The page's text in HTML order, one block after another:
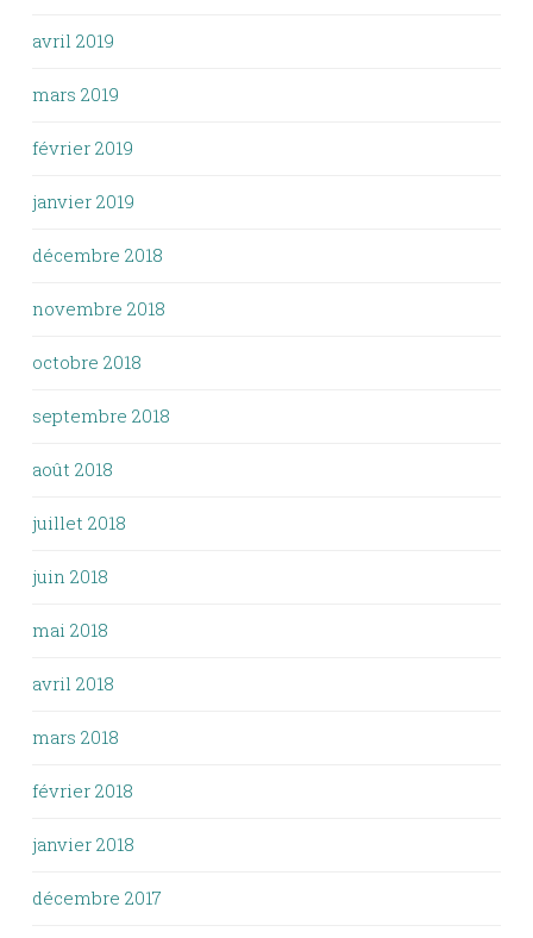
avril 2019
mars 2019
février 2019
janvier 2019
décembre 2018
novembre 2018
octobre 2018
septembre 2018
août 2018
juillet 2018
juin 2018
mai 2018
avril 2018
mars 2018
février 2018
janvier 2018
décembre 2017